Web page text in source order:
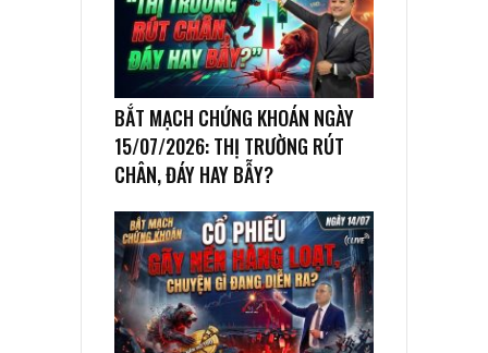
BẮT MẠCH CHỨNG KHOÁN NGÀY
15/07/2026: THỊ TRƯỜNG RÚT
CHÂN, ĐÁY HAY BẪY?